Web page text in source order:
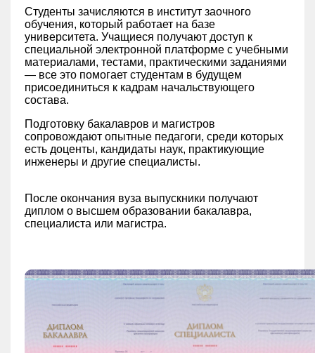
Студенты зачисляются в институт заочного
обучения, который работает на базе
университета. Учащиеся получают доступ к
специальной электронной платформе с учебными
материалами, тестами, практическими заданиями
— все это помогает студентам в будущем
присоединиться к кадрам начальствующего
состава.
Подготовку бакалавров и магистров
сопровождают опытные педагоги, среди которых
есть доценты, кандидаты наук, практикующие
инженеры и другие специалисты.
После окончания вуза выпускники получают
диплом о высшем образовании бакалавра,
специалиста или магистра.